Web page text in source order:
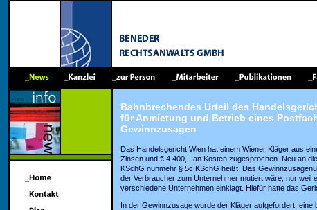
Bahnbrechendes Urteil des
für Anmietung und Betrieb eines
Gewinnzusagen
Das Handelsgericht Wien hat einem Wiener Kläger aus
Zinsen und € 4.400,– an Kosten zugesprochen. Neu an
KSchG nunmehr § 5c KSchG heißt. Das
der Verbraucher zum Unternehmer mutiert wäre, nur weil
verschiedene Unternehmen einklagt. Hiefür hatte das
In der Gewinnzusage wurde der Kläger aufgefordert, eine